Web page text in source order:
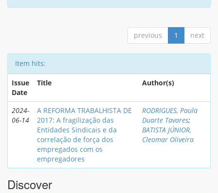
previous 1 next
Item hits:
Issue
Date
Title Author(s)
2024-
06-14
A REFORMA TRABALHISTA DE
2017: A fragilização das
Entidades Sindicais e da
correlação de força dos
empregados com os
empregadores
RODRIGUES, Paula
Duarte Tavares;
BATISTA JÚNIOR,
Cleomar Oliveira
Discover